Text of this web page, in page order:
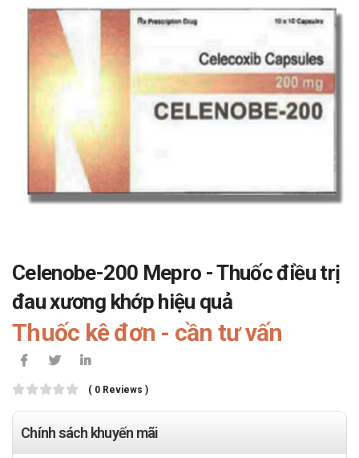
Celenobe-200 Mepro - Thuốc điều trị
đau xương khớp hiệu quả
Thuốc kê đơn - cần tư vấn
( 0 Reviews )
Chính sách khuyến mãi